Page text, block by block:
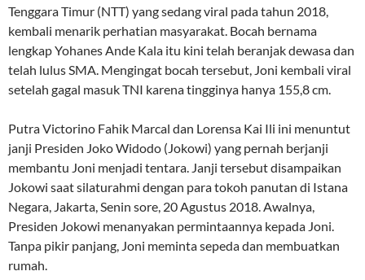
Tenggara Timur (NTT) yang sedang viral pada tahun 2018,
kembali menarik perhatian masyarakat. Bocah bernama
lengkap Yohanes Ande Kala itu kini telah beranjak dewasa dan
telah lulus SMA. Mengingat bocah tersebut, Joni kembali viral
setelah gagal masuk TNI karena tingginya hanya 155,8 cm.
Putra Victorino Fahik Marcal dan Lorensa Kai Ili ini menuntut
janji Presiden Joko Widodo (Jokowi) yang pernah berjanji
membantu Joni menjadi tentara. Janji tersebut disampaikan
Jokowi saat silaturahmi dengan para tokoh panutan di Istana
Negara, Jakarta, Senin sore, 20 Agustus 2018. Awalnya,
Presiden Jokowi menanyakan permintaannya kepada Joni.
Tanpa pikir panjang, Joni meminta sepeda dan membuatkan
rumah.